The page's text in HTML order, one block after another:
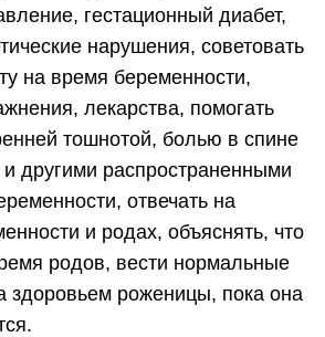
гестационный диабет,
нарушения, советовать
на время беременности,
лекарства, помогать
тошнотой, болью в спине
и другими распространенными
отвечать на
и родах, объяснять, что
родов, вести нормальные
здоровьем роженицы, пока она